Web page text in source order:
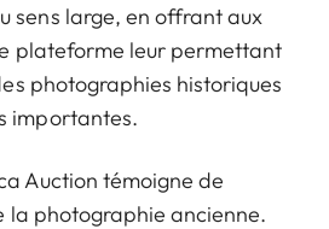
sens large, en offrant aux
plateforme leur permettant
photographies historiques
importantes.
Auction témoigne de
la photographie ancienne.